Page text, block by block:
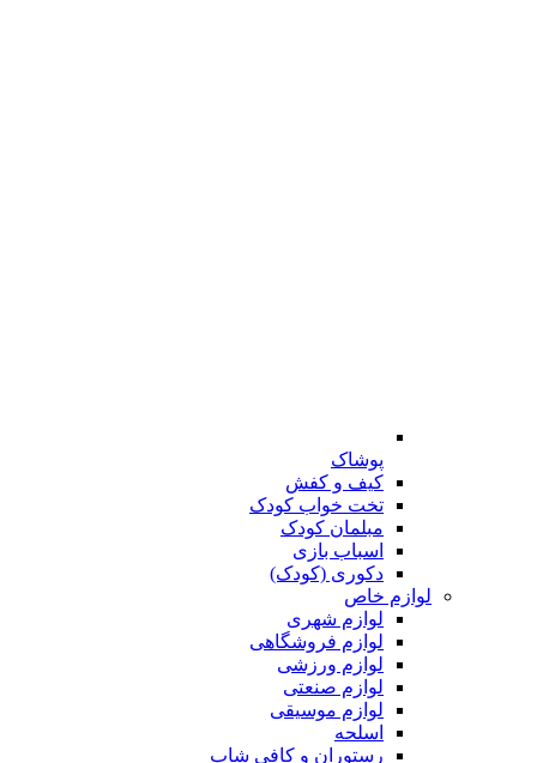
پوشاک
کیف و کفش
تخت خواب کودک
مبلمان کودک
اسباب بازی
دکوری (کودک)
لوازم خاص
لوازم شهری
لوازم فروشگاهی
لوازم ورزشی
لوازم صنعتی
لوازم موسیقی
اسلحه
رستوران و کافی شاپ